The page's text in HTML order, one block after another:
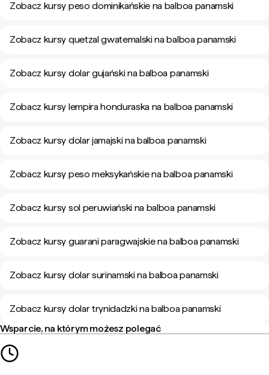
Zobacz kursy peso dominikańskie na balboa panamski
Zobacz kursy quetzal gwatemalski na balboa panamski
Zobacz kursy dolar gujański na balboa panamski
Zobacz kursy lempira honduraska na balboa panamski
Zobacz kursy dolar jamajski na balboa panamski
Zobacz kursy peso meksykańskie na balboa panamski
Zobacz kursy sol peruwiański na balboa panamski
Zobacz kursy guarani paragwajskie na balboa panamski
Zobacz kursy dolar surinamski na balboa panamski
Zobacz kursy dolar trynidadzki na balboa panamski
Wsparcie, na którym możesz polegać